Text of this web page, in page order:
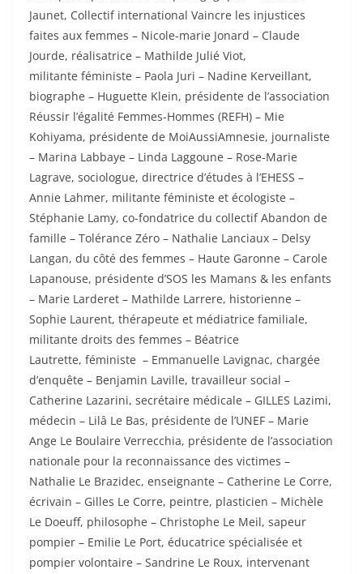
Jaunet, Collectif international Vaincre les injustices
faites aux femmes – Nicole-marie Jonard – Claude
Jourde, réalisatrice – Mathilde Julié Viot,
militante féministe – Paola Juri – Nadine Kerveillant,
biographe – Huguette Klein, présidente de l’association
Réussir l’égalité Femmes-Hommes (REFH) – Mie
Kohiyama, présidente de MoiAussiAmnesie, journaliste
– Marina Labbaye – Linda Laggoune – Rose-Marie
Lagrave, sociologue, directrice d’études à l’EHESS –
Annie Lahmer, militante féministe et écologiste –
Stéphanie Lamy, co-fondatrice du collectif Abandon de
famille – Tolérance Zéro – Nathalie Lanciaux – Delsy
Langan, du côté des femmes – Haute Garonne – Carole
Lapanouse, présidente d’SOS les Mamans & les enfants
– Marie Larderet – Mathilde Larrere, historienne –
Sophie Laurent, thérapeute et médiatrice familiale,
militante droits des femmes – Béatrice
Lautrette, féministe – Emmanuelle Lavignac, chargée
d’enquête – Benjamin Laville, travailleur social –
Catherine Lazarini, secrétaire médicale – GILLES Lazimi,
médecin – Lilâ Le Bas, présidente de l’UNEF – Marie
Ange Le Boulaire Verrecchia, présidente de l’association
nationale pour la reconnaissance des victimes –
Nathalie Le Brazidec, enseignante – Catherine Le Corre,
écrivain – Gilles Le Corre, peintre, plasticien – Michèle
Le Doeuff, philosophe – Christophe Le Meil, sapeur
pompier – Emilie Le Port, éducatrice spécialisée et
pompier volontaire – Sandrine Le Roux, intervenant